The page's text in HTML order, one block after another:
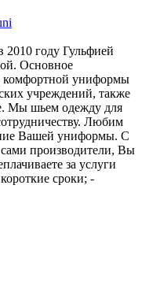
году Гульфией
Основное
комфортной униформы
учреждений, также
Мы шьем одежду для
Любим
Вашей униформы. С
сами производители, Вы
за услуги
сроки; -